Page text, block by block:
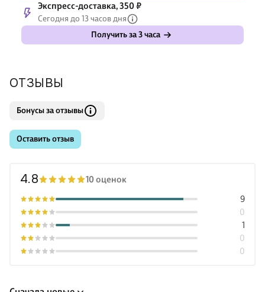
Экспресс-доставка, 350 ₽
Сегодня до 13 часов дня
Получить за 3 часа
ОТЗЫВЫ
Бонусы за отзывы
Оставить отзыв
4.8 10 оценок
0
0
1
0
9